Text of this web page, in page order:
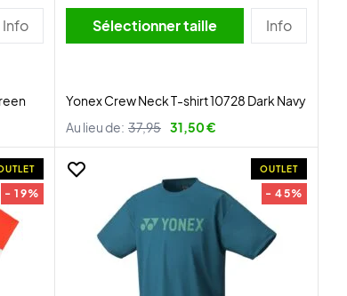
Info Sélectionner taille Info
Yonex Crew Neck T-shirt 10728 Dark Navy
Au lieu de: 37,95 31,50 €
- 19%
OUTLET
- 45%